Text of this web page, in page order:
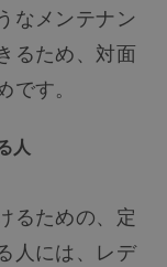
なメンテナン
るため、対面
す。
人
るための、定
人には、レデ